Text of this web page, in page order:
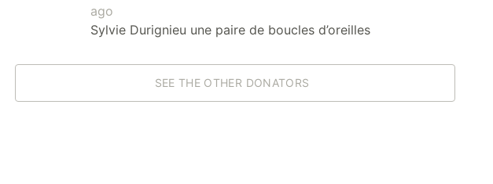
ago
Sylvie Durignieu une paire de boucles d’oreilles
SEE THE OTHER DONATORS